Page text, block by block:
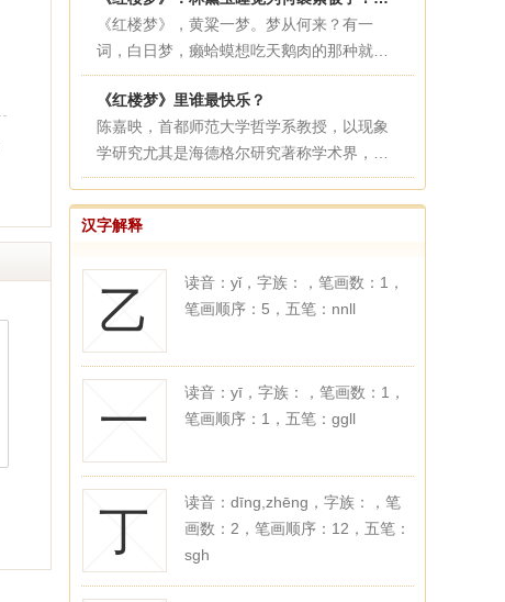
绩，最早出现在战国末期。后世学者根据这
些文字记录，研究历史，形成了一个学术流
派叫“金石学派”。
《红楼梦》，黄粱一梦。梦从何来？有一
词，白日梦，癞蛤蟆想吃天鹅肉的那种就是
了。然而，哪怕是白日梦，最...
《红楼梦》里谁最快乐？
陈嘉映，首都师范大学哲学系教授，以现象
学研究尤其是海德格尔研究著称学术界，于
分析哲学（维特根斯坦、语...
汉字解释
乙
读音：yǐ，字族：，笔画数：1，
笔画顺序：5，五笔：nnll
一
读音：yī，字族：，笔画数：1，
笔画顺序：1，五笔：ggll
丁
读音：dīng,zhēng，字族：，笔
画数：2，笔画顺序：12，五笔：
sgh